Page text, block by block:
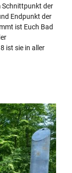
Schnittpunkt der
Endpunkt der
ist Euch Bad
ist sie in aller